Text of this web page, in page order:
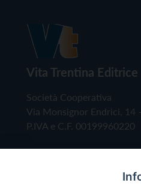
Vita Trentina Editrice
Società Cooperativa
Via Monsignor Endrici, 14
P.IVA e C.F. 00199960220